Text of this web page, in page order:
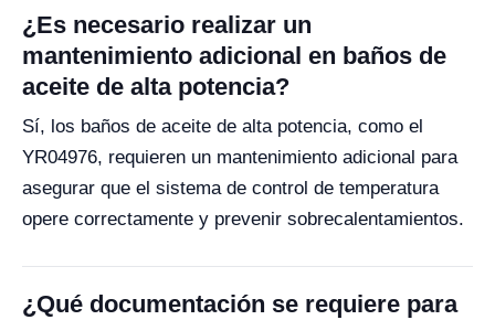
¿Es necesario realizar un
mantenimiento adicional en baños de
aceite de alta potencia?
Sí, los baños de aceite de alta potencia, como el
YR04976, requieren un mantenimiento adicional para
asegurar que el sistema de control de temperatura
opere correctamente y prevenir sobrecalentamientos.
¿Qué documentación se requiere para